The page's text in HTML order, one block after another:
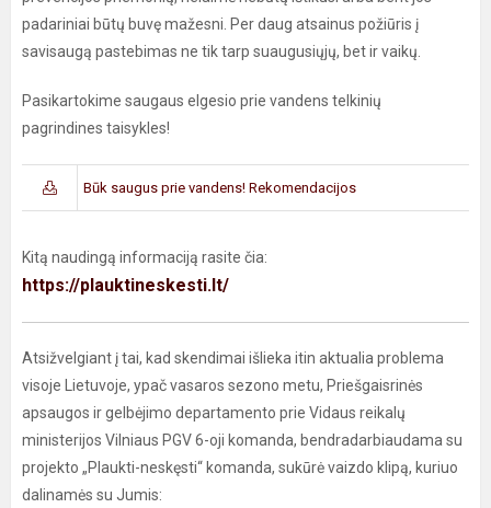
padariniai būtų buvę mažesni. Per daug atsainus požiūris į
savisaugą pastebimas ne tik tarp suaugusiųjų, bet ir vaikų.
Pasikartokime saugaus elgesio prie vandens telkinių
pagrindines taisykles!
Būk saugus prie vandens! Rekomendacijos
Kitą naudingą informaciją rasite čia:
https://plauktineskesti.lt/
Atsižvelgiant į tai, kad skendimai išlieka itin aktualia problema
visoje Lietuvoje, ypač vasaros sezono metu, Priešgaisrinės
apsaugos ir gelbėjimo departamento prie Vidaus reikalų
ministerijos Vilniaus PGV 6-oji komanda, bendradarbiaudama su
projekto „Plaukti-neskęsti“ komanda, sukūrė vaizdo klipą, kuriuo
dalinamės su Jumis: